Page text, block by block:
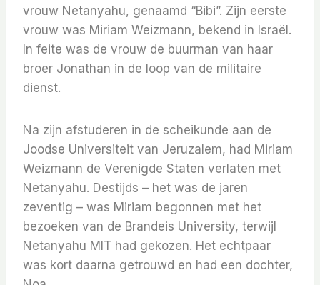
vrouw Netanyahu, genaamd “Bibi”. Zijn eerste
vrouw was Miriam Weizmann, bekend in Israël.
In feite was de vrouw de buurman van haar
broer Jonathan in de loop van de militaire
dienst.
Na zijn afstuderen in de scheikunde aan de
Joodse Universiteit van Jeruzalem, had Miriam
Weizmann de Verenigde Staten verlaten met
Netanyahu. Destijds – het was de jaren
zeventig – was Miriam begonnen met het
bezoeken van de Brandeis University, terwijl
Netanyahu MIT had gekozen. Het echtpaar
was kort daarna getrouwd en had een dochter,